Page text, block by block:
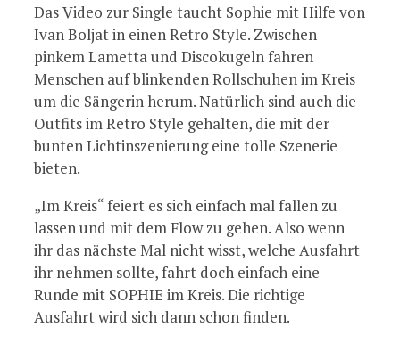
Das Video zur Single taucht Sophie mit Hilfe von
Ivan Boljat in einen Retro Style. Zwischen
pinkem Lametta und Discokugeln fahren
Menschen auf blinkenden Rollschuhen im Kreis
um die Sängerin herum. Natürlich sind auch die
Outfits im Retro Style gehalten, die mit der
bunten Lichtinszenierung eine tolle Szenerie
bieten.
„Im Kreis“ feiert es sich einfach mal fallen zu
lassen und mit dem Flow zu gehen. Also wenn
ihr das nächste Mal nicht wisst, welche Ausfahrt
ihr nehmen sollte, fahrt doch einfach eine
Runde mit SOPHIE im Kreis. Die richtige
Ausfahrt wird sich dann schon finden.